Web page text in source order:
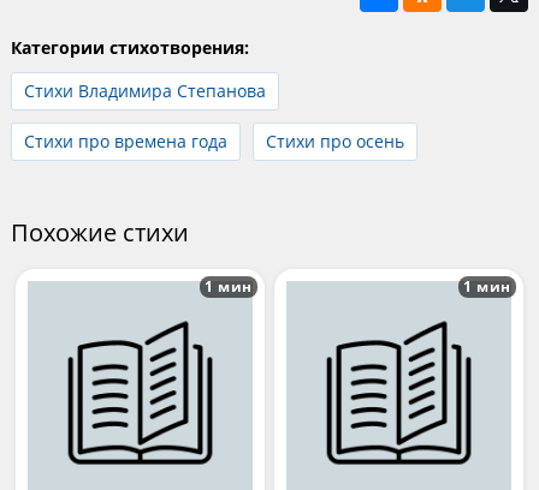
Категории стихотворения:
Стихи Владимира Степанова
Стихи про времена года Стихи про осень
Похожие стихи
1 мин 1 мин